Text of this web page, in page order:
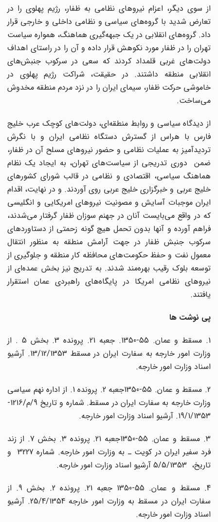
از سوی دیگر، اعزام نیروهای نظامی به ظفار، رژیم پهلوی را در
تعارض شدید با گروه‌های سیاسی و نظامی داخلی و خارجی قرار
داد. گروه‌های انقلابی در یک جبهه‌گیری هماهنگ، همواره سیاست
تهران را در ظفار مورد نکوهش قرار داده و آن را در راستای اهداف
دولت‌های غربی قلمداد کردند که سعی در سرکوب جنبش‌های
انقلابی منطقه داشتند. در حقیقت، شراکت رژیم پهلوی در
خاموشی حرکت ظفار، سیمای ایران را در نزد مردم منطقه مخدوش
می‌ساخت.
از دیدگاه سیاسی و روابط منطقه‌ای، دولت‌های کوچک عرب خلیج
فارس با هراس از گسترش دستگاه نظامی ایران و با نگرش
تردیدآمیز به عملیات نظامی و حضور نیروهای مسلح آن در ظفار،
ضمن دوری تدریجی از سیاست‌های تهران، به ایجاد یک نظام
هماهنگ سیاسی، اقتصادی و نظامی در قالب شورای کشورهای
خلیج عربی و خبرگزاری خلیج عربی روی آوردند. و در نهایت، اقدام
ایران موجبات آسایش و مصونیت نیروهای امریکایی و انگلیسی
که در واقع می‌بایست آنان در جهنم سوزان ظفار گرفتار می‌شدند،
فراهم آورده و آنها بدون تحمل هیچ گونه زحمتی از دستاوردهای
سرکوب جنبش ظفار در جهت آرامش منطقه به منظور انتقال
معمول نفت و حفظ حکومت‌های محافظه کار منطقه و جلوگیری از
توسعه بلوک رقیب بهره‌مند شدند. به تدریج نیز بخش عمده‌ای از
نیروهای نظامی امریکا در پایگاه‌های راهبردی عمان استقرار
یافتند.
پی نوشت ها
1. مسقط و عمان. 55-1350. جعبه 21. پرونده 3. بخش 5 . از
وزارت امور خارجه به سفارت ایران در مسقط 13/12/1353. آرشیو
اسناد وزارت امور خارجه.
2. مسقط و عمان. 55-1350جعبه 2. پرونده 1. از اداره نهم سیاسی
وزارت خارجه به سفارت ایران در مسقط. شماره و تاریخ 9/م/1216-
19/1/1353. آرشیو اسناد وزارت امور خارجه.
3. مسقط و عمان. 55-1350جعبه 21. پرونده 3. بخش 7. از زند
فرد سفیر ایران در کویت ـ به وزارت امور خارجه. شماره 3227 و
تاریخ، 5/5/1353 آرشیو اسناد وزارت امور خارجه.
4. مسقط و عمان. 55-1350 جعبه 21. پرونده 2. بخش 9. از
سفارت ایران در مسقط به وزارت امور خارجه 25/4/1354. آرشیو
اسناد وزارت امور خارجه.